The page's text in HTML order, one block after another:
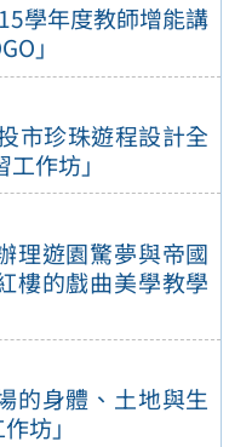
學年度教師增能講
」
市珍珠遊程設計全
作坊」
理遊園驚夢與帝國
樓的戲曲美學教學
的身體、土地與生
坊」